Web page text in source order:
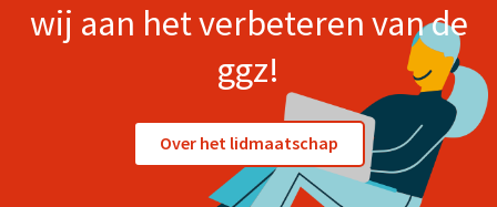
wij aan het verbeteren van de
ggz!
Over het lidmaatschap